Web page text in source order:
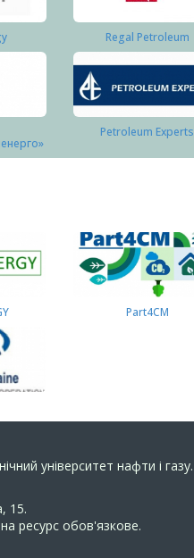
Regal Petroleum
Petroleum Experts
Part4СМ
університет нафти і газу.
15.
ресурс обов'язкове.